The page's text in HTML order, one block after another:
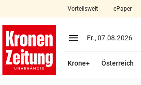
Abonnieren
account_circle Anmelden
Vorteilswelt ePaper
menu Menü aufklappen
Fr., 07.08.2026
Krone+ Österreich